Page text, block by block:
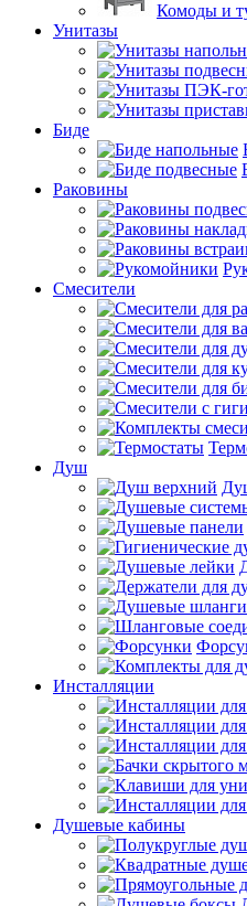
Комоды и
Унитазы
Биде
Раковины
Смесители
Душ
Инсталляции
Душевые кабины